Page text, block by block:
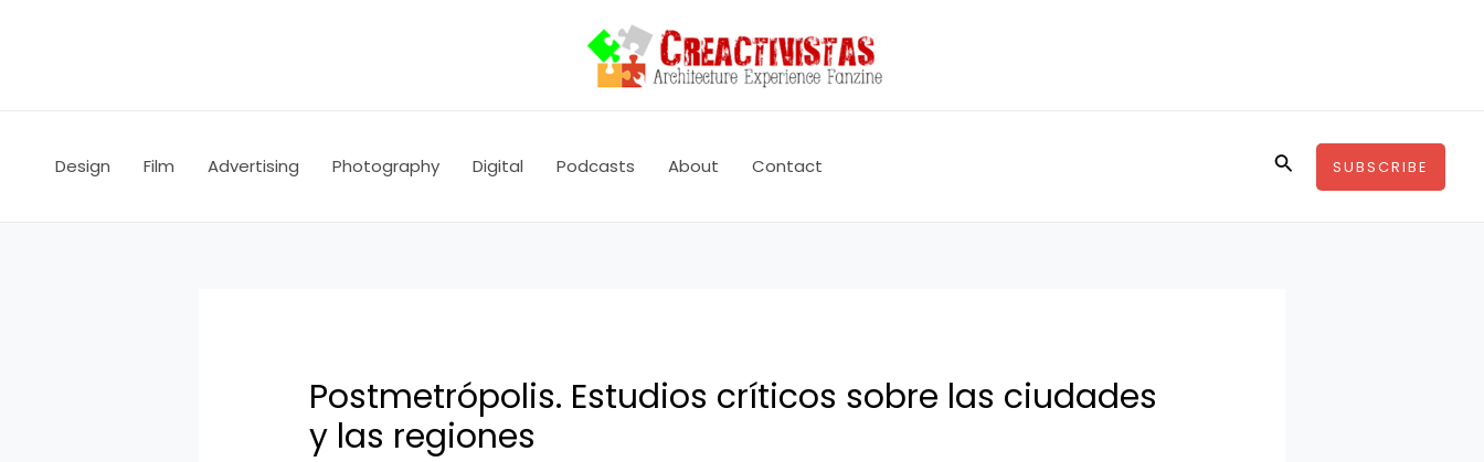
Design Film Advertising Photography Digital Podcasts About Contact BuscarSUBSCRIBE
Postmetrópolis. Estudios críticos sobre las ciudades
y las regiones